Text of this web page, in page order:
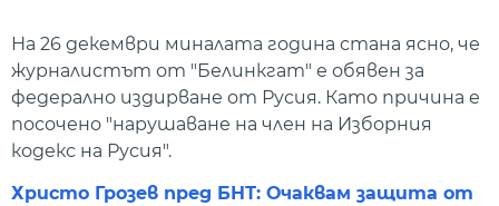
На 26 декември миналата година стана ясно, че
журналистът от "Белинкгат" е обявен за
федерално издирване от Русия. Като причина е
посочено "нарушаване на член на Изборния
кодекс на Русия".
Христо Грозев пред БНТ: Очаквам защита от